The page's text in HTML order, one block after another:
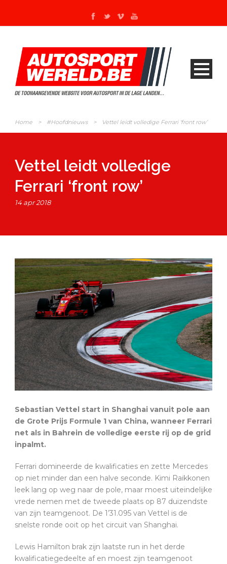
Home > #Hoofdnieuws > Vettel leidt volledige Ferrari ‘front row’
Vettel leidt volledige
Ferrari ‘front row’
14 apr 2018
Sebastian Vettel start in Shanghai vanuit pole aan
de Grote Prijs Formule 1 van China, wanneer Ferrari
net als in Bahrein de volledige eerste rij op de grid
inpalmt.
Ferrari domineerde de kwalificaties en zette Mercedes
op niet minder dan een halve seconde. Kimi Raikkonen
leek lang op weg naar de pole, maar moest uiteindelijke
vrede nemen met de tweede plaats op 87 duizendste
van zijn teamgenoot. De 1’31.095 van Vettel is de
snelste ronde ooit op het circuit van Shanghai.
Lewis Hamilton brak zijn laatste run in het derde
kwalificatiegedeelte af en moest zijn teamgenoot